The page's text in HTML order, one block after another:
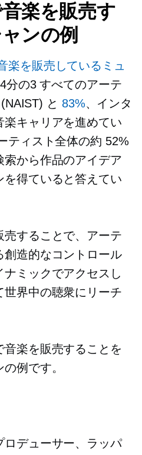
楽を販売す
ンの例
楽を販売しているミュ
4分の3すべてのアーテ
(NAIST) と 83%、インタ
キャリアを進めてい
ティスト全体の約 52%
から作品のアイデア
得ていると答えてい
することで、アーテ
創造的なコントロール
ミックでアクセスし
界中の聴衆にリーチ
音楽を販売することを
例です。
デューサー、ラッパ